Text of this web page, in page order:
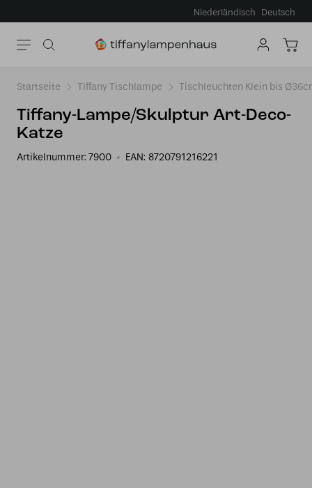
Niederländisch Deutsch
Startseite Tiffany Tischlampe Tischleuchten Klein bis
Tiffany-Lampe/Skulptur Art-Deco-
Katze
Artikelnummer: 7900 EAN: 8720791216221